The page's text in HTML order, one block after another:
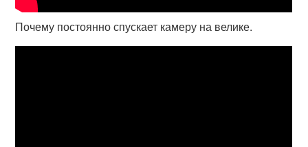
Почему постоянно спускает камеру на велике.